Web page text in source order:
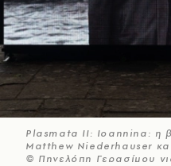
Plasmata II: Ioannina: η
Matthew Niederhauser
© Πηνελόπη Γερασίμου